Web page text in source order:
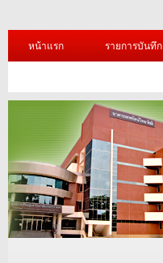
หน้าแรก รายการบันทึก